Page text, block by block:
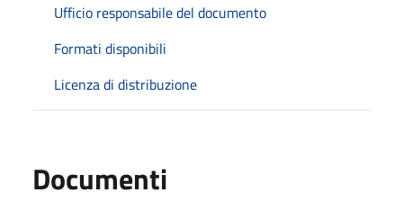
Ufficio responsabile del documento
Formati disponibili
Licenza di distribuzione
Documenti